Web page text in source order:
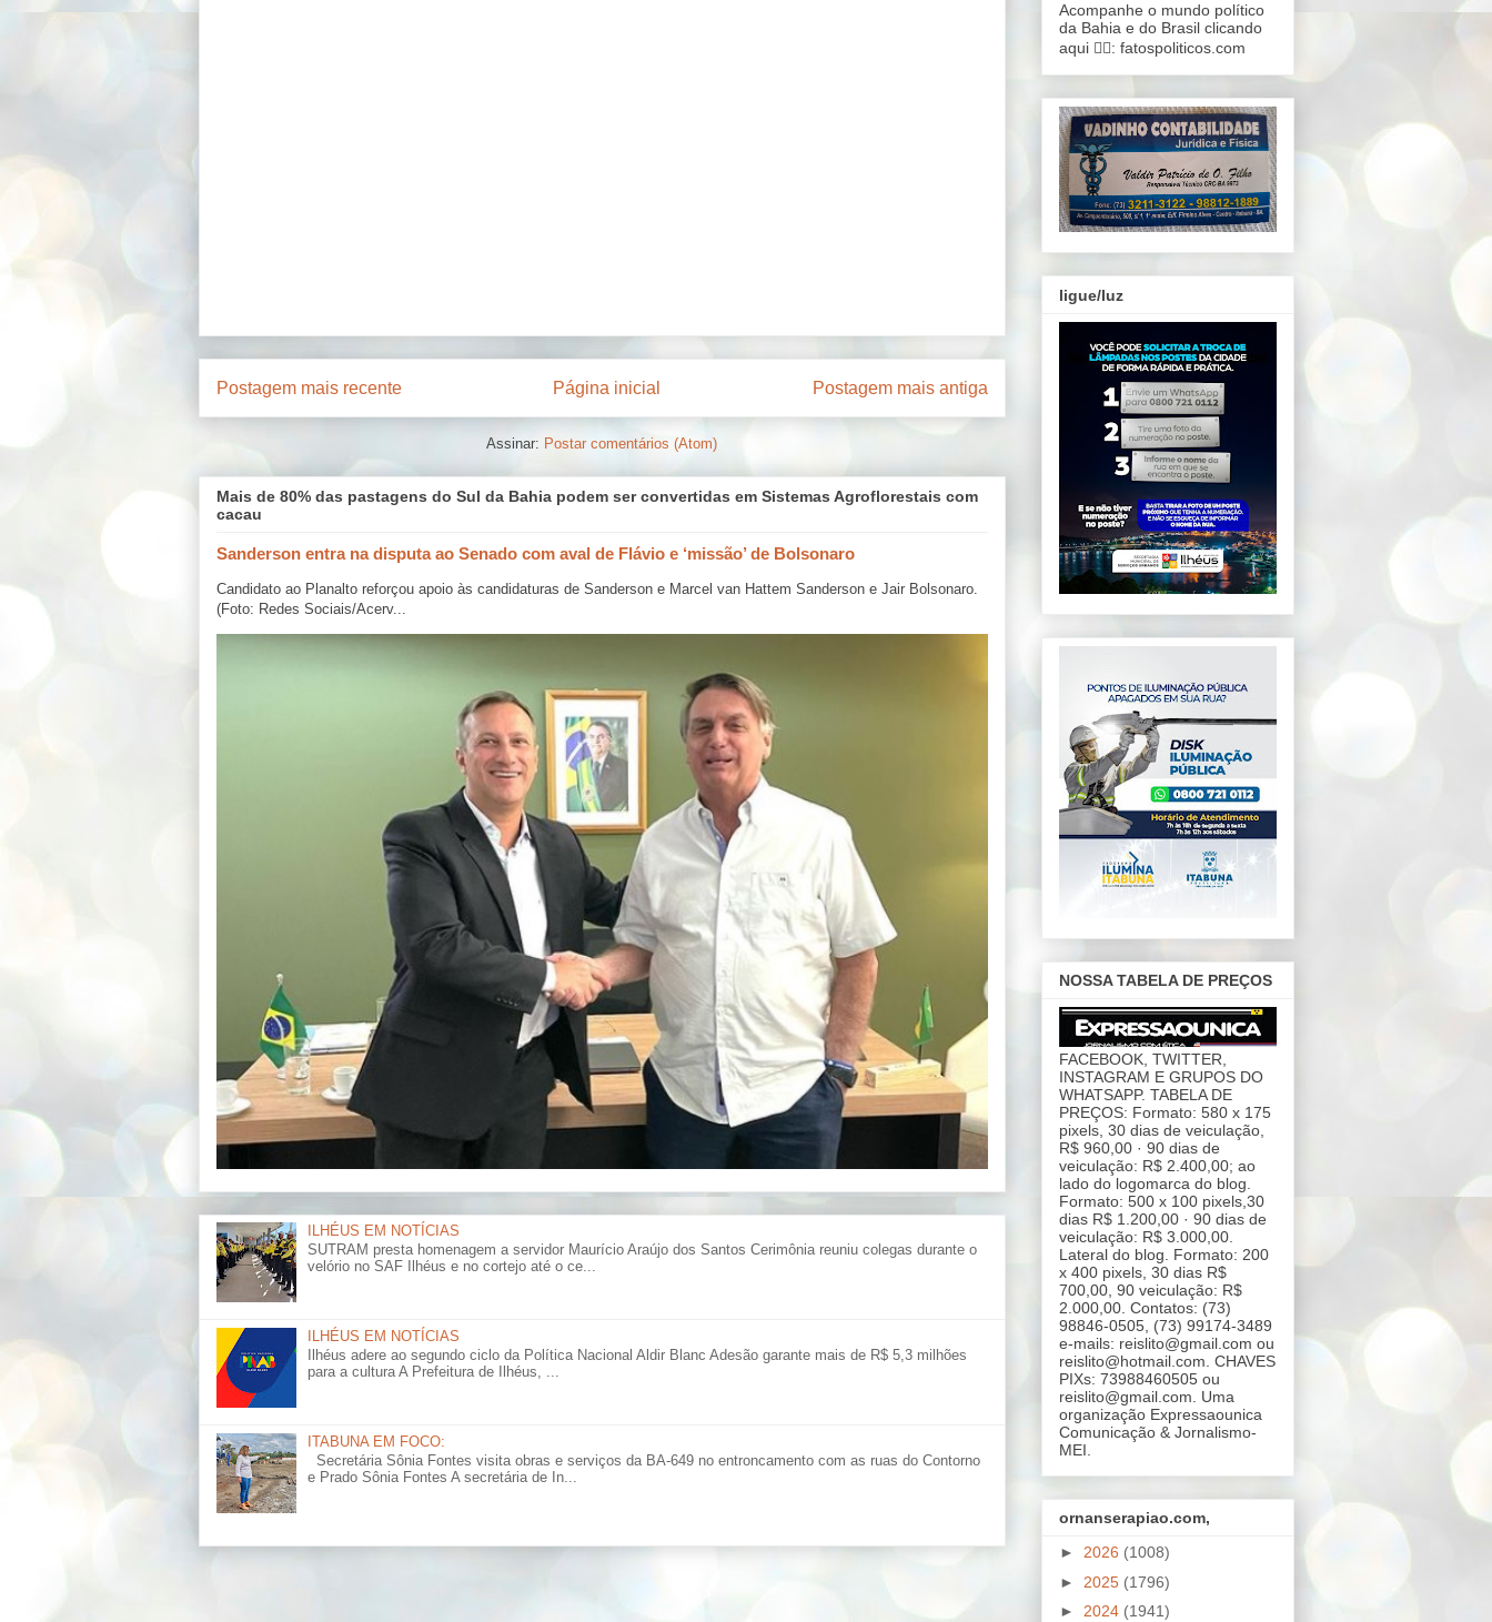
Postagem mais recente Postagem mais antiga
Página inicial
Assinar: Postar comentários (Atom)
Mais de 80% das pastagens do Sul da Bahia podem ser convertidas em Sistemas Agroflorestais com
cacau
Sanderson entra na disputa ao Senado com aval de Flávio e ‘missão’ de Bolsonaro
Candidato ao Planalto reforçou apoio às candidaturas de Sanderson e Marcel van Hattem Sanderson e Jair Bolsonaro.
(Foto: Redes Sociais/Acerv...
ILHÉUS EM NOTÍCIAS
SUTRAM presta homenagem a servidor Maurício Araújo dos Santos Cerimônia reuniu colegas durante o
velório no SAF Ilhéus e no cortejo até o ce...
ILHÉUS EM NOTÍCIAS
Ilhéus adere ao segundo ciclo da Política Nacional Aldir Blanc Adesão garante mais de R$ 5,3 milhões
para a cultura A Prefeitura de Ilhéus, ...
ITABUNA EM FOCO:
Secretária Sônia Fontes visita obras e serviços da BA-649 no entroncamento com as ruas do Contorno
e Prado Sônia Fontes A secretária de In...
Acompanhe o mundo político
da Bahia e do Brasil clicando
aqui 👇🏾: fatospoliticos.com
ligue/luz
NOSSA TABELA DE PREÇOS
FACEBOOK, TWITTER,
INSTAGRAM E GRUPOS DO
WHATSAPP. TABELA DE
PREÇOS: Formato: 580 x 175
pixels, 30 dias de veiculação,
R$ 960,00 · 90 dias de
veiculação: R$ 2.400,00; ao
lado do logomarca do blog.
Formato: 500 x 100 pixels,30
dias R$ 1.200,00 · 90 dias de
veiculação: R$ 3.000,00.
Lateral do blog. Formato: 200
x 400 pixels, 30 dias R$
700,00, 90 veiculação: R$
2.000,00. Contatos: (73)
98846-0505, (73) 99174-3489
e-mails: reislito@gmail.com ou
reislito@hotmail.com. CHAVES
PIXs: 73988460505 ou
reislito@gmail.com. Uma
organização Expressaounica
Comunicação & Jornalismo-
MEI.
ornanserapiao.com,
► 2026 (1008)
► 2025 (1796)
► 2024 (1941)